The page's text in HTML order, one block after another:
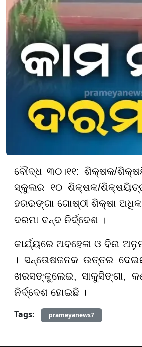
ବୌଦ୍ଧ ୩୦।୧୧: ଶିକ୍ଷକ/
ସ୍କୁଲର ୧୦ ଶିକ୍ଷକ/
ହରଭଙ୍ଗା ଗୋଷ୍ଠୀ ଶିକ୍ଷା
ଦରମା ବନ୍ଦ ନିର୍ଦ୍ଦେଶ ।
କାର୍ଯ୍ୟରେ ଅବହେଳା ଓ ବିନା
। ସନ୍ତୋଷଜନକ ଉତ୍ତର
ଖରସଙ୍କୁଲେଇ, ସାକୁସିଙ୍ଗା,
ନିର୍ଦ୍ଦେଶ ହୋଇଛି ।
Tags:
prameyanews7